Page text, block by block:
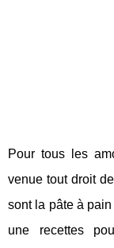
Pour tous les
venue tout droit
sont la pâte à
une recettes